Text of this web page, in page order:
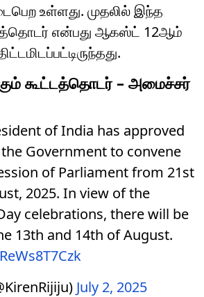
உள்ளது. முதலில் இந்த
என்பது ஆகஸ்ட் 12ஆம்
கூட்டத்தொடர் – அமைச்சர்
of India has approved
Government to convene
of Parliament from 21st
2025. In view of the
celebrations, there will be
13th and 14th of August.
July 2, 2025